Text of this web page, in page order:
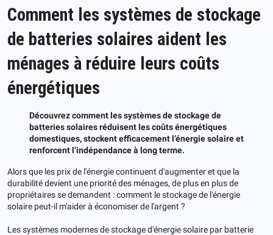
Comment les systèmes de stockage
de batteries solaires aident les
ménages à réduire leurs coûts
énergétiques
Découvrez comment les systèmes de stockage de
batteries solaires réduisent les coûts énergétiques
domestiques, stockent efficacement l’énergie solaire et
renforcent l’indépendance à long terme.
Alors que les prix de l'énergie continuent d'augmenter et que la
durabilité devient une priorité des ménages, de plus en plus de
propriétaires se demandent : comment le stockage de l'énergie
solaire peut-il m'aider à économiser de l'argent ?
Les systèmes modernes de stockage d'énergie solaire par batterie